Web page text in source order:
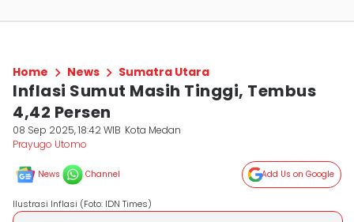
Home News Sumatra Utara
Inflasi Sumut Masih Tinggi, Tembus
4,42 Persen
08 Sep 2025, 18:42 WIB Kota Medan
Prayugo Utomo
News Channel Add Us on Google
Ilustrasi Inflasi (Foto: IDN Times)